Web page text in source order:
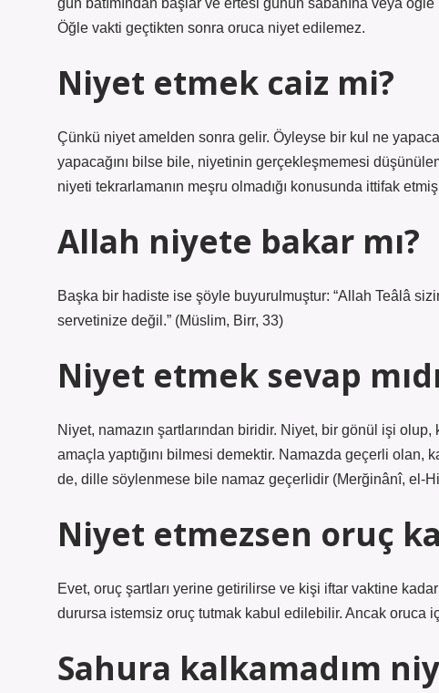
gün batımından başlar ve ertesi günün sabahına veya
Öğle vakti geçtikten sonra oruca niyet edilemez.
Niyet etmek caiz mi?
Çünkü niyet amelden sonra gelir. Öyleyse bir kul ne
yapacağını bilse bile, niyetinin gerçekleşmemesi
niyeti tekrarlamanın meşru olmadığı konusunda ittifak
Allah niyete bakar mı?
Başka bir hadiste ise şöyle buyurulmuştur: “Allah Teâlâ
servetinize değil.” (Müslim, Birr, 33)
Niyet etmek sevap
Niyet, namazın şartlarından biridir. Niyet, bir gönül işi
amaçla yaptığını bilmesi demektir. Namazda geçerli
de, dille söylenmese bile namaz geçerlidir (Merğinânî, el-
Niyet etmezsen oruç
Evet, oruç şartları yerine getirilirse ve kişi iftar vaktine
durursa istemsiz oruç tutmak kabul edilebilir. Ancak oruca
Sahura kalkamadım